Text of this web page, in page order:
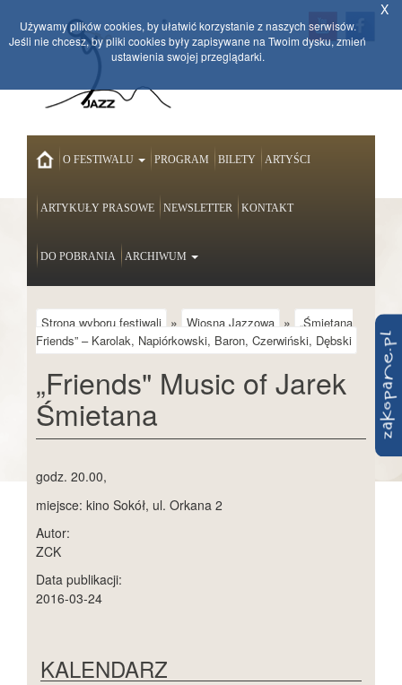
HOMEO FESTIWALU PROGRAM BILETY ARTYŚCI
ARTYKUŁY PRASOWE NEWSLETTER KONTAKT
DO POBRANIA ARCHIWUM
Strona wyboru festiwali » Wiosna Jazzowa » „Śmietana
Friends” – Karolak, Napiórkowski, Baron, Czerwiński, Dębski
„Friends" Music of Jarek
Śmietana
godz. 20.00,
miejsce: kino Sokół, ul. Orkana 2
Autor:
ZCK
Data publikacji:
2016-03-24
KALENDARZ
Używamy plików cookies, by ułatwić korzystanie z naszych serwisów.
Jeśli nie chcesz, by pliki cookies były zapisywane na Twoim dysku, zmień
ustawienia swojej przeglądarki.
X